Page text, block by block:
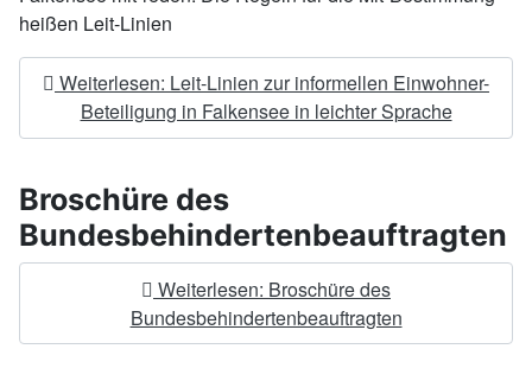
heißen Leit-Linien
Weiterlesen: Leit-Linien zur informellen Einwohner-
Beteiligung in Falkensee in leichter Sprache
Broschüre des
Bundesbehindertenbeauftragten
Weiterlesen: Broschüre des
Bundesbehindertenbeauftragten